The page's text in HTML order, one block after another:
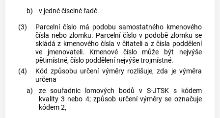
b)
v jedné číselné řadě.
(3)
Parcelní číslo má podobu samostatného kmenového
čísla nebo zlomku. Parcelní číslo v podobě zlomku se
skládá z kmenového čísla v čitateli a z čísla poddělení
ve jmenovateli. Kmenové číslo může být nejvýše
pětimístné, číslo poddělení nejvýše trojmístné.
(4)
Kód způsobu určení výměry rozlišuje, zda je výměra
určena
a)
ze souřadnic lomových bodů v S-JTSK s kódem
kvality 3 nebo 4; způsob určení výměry se označuje
kódem 2,